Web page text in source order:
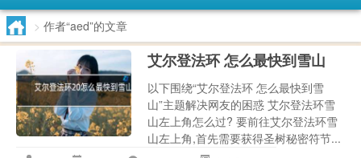
> 作者“aed”的文章
艾尔登法环 怎么最快到雪山
以下围绕“艾尔登法环 怎么最快到雪
山”主题解决网友的困惑 艾尔登法环雪
山左上角怎么过? 要前往艾尔登法环雪
山左上角,首先需要获得圣树秘密符节...